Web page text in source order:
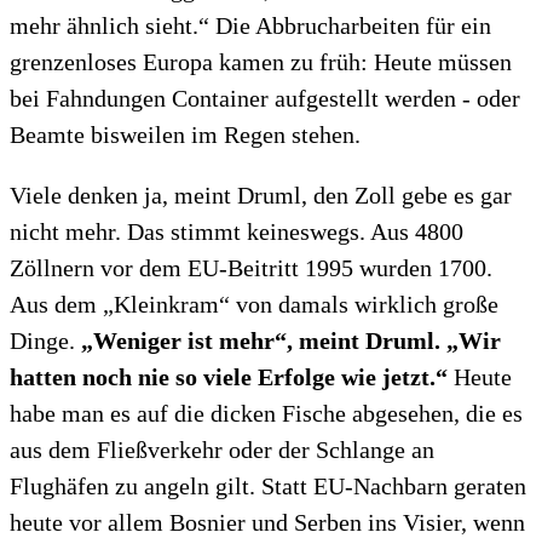
mehr ähnlich sieht.“ Die Abbrucharbeiten für ein
grenzenloses Europa kamen zu früh: Heute müssen
bei Fahndungen Container aufgestellt werden - oder
Beamte bisweilen im Regen stehen.
Viele denken ja, meint Druml, den Zoll gebe es gar
nicht mehr. Das stimmt keineswegs. Aus 4800
Zöllnern vor dem EU-Beitritt 1995 wurden 1700.
Aus dem „Kleinkram“ von damals wirklich große
Dinge. „Weniger ist mehr“, meint Druml. „Wir
hatten noch nie so viele Erfolge wie jetzt.“ Heute
habe man es auf die dicken Fische abgesehen, die es
aus dem Fließverkehr oder der Schlange an
Flughäfen zu angeln gilt. Statt EU-Nachbarn geraten
heute vor allem Bosnier und Serben ins Visier, wenn